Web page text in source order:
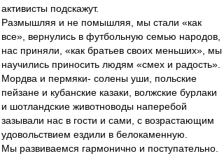
активисты подскажут.
Размышляя и не помышляя, мы стали «как
все», вернулись в футбольную семью народов,
нас приняли, «как братьев своих меньших», мы
научились приносить людям «смех и радость».
Мордва и пермяки- солены уши, польские
пейзане и кубанские казаки, волжские бурлаки
и шотландские животноводы наперебой
зазывали нас в гости и сами, с возрастающим
удовольствием ездили в белокаменную.
Мы развиваемся гармонично и поступательно.